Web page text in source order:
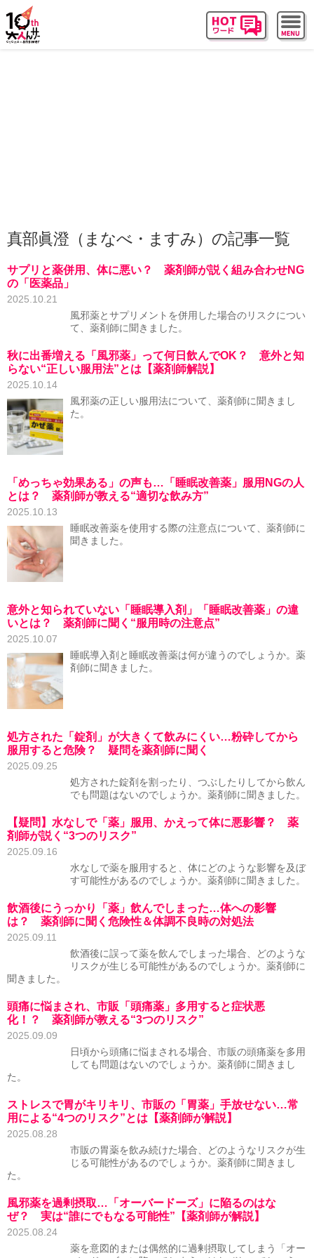
真部眞澄（まなべ・ますみ）の記事一覧
サプリと薬併用、体に悪い？ 薬剤師が説く組み合わせNG
の「医薬品」
2025.10.21
風邪薬とサプリメントを併用した場合のリスクについ
て、薬剤師に聞きました。
秋に出番増える「風邪薬」って何日飲んでOK？ 意外と知
らない“正しい服用法”とは【薬剤師解説】
2025.10.14
風邪薬の正しい服用法について、薬剤師に聞きまし
た。
「めっちゃ効果ある」の声も…「睡眠改善薬」服用NGの人
とは？ 薬剤師が教える“適切な飲み方”
2025.10.13
睡眠改善薬を使用する際の注意点について、薬剤師に
聞きました。
意外と知られていない「睡眠導入剤」「睡眠改善薬」の違
いとは？ 薬剤師に聞く“服用時の注意点”
2025.10.07
睡眠導入剤と睡眠改善薬は何が違うのでしょうか。薬
剤師に聞きました。
処方された「錠剤」が大きくて飲みにくい…粉砕してから
服用すると危険？ 疑問を薬剤師に聞く
2025.09.25
処方された錠剤を割ったり、つぶしたりしてから飲ん
でも問題はないのでしょうか。薬剤師に聞きました。
【疑問】水なしで「薬」服用、かえって体に悪影響？ 薬
剤師が説く“3つのリスク”
2025.09.16
水なしで薬を服用すると、体にどのような影響を及ぼ
す可能性があるのでしょうか。薬剤師に聞きました。
飲酒後にうっかり「薬」飲んでしまった…体への影響
は？ 薬剤師に聞く危険性＆体調不良時の対処法
2025.09.11
飲酒後に誤って薬を飲んでしまった場合、どのような
リスクが生じる可能性があるのでしょうか。薬剤師に
聞きました。
頭痛に悩まされ、市販「頭痛薬」多用すると症状悪
化！？ 薬剤師が教える“3つのリスク”
2025.09.09
日頃から頭痛に悩まされる場合、市販の頭痛薬を多用
しても問題はないのでしょうか。薬剤師に聞きまし
た。
ストレスで胃がキリキリ、市販の「胃薬」手放せない…常
用による“4つのリスク”とは【薬剤師が解説】
2025.08.28
市販の胃薬を飲み続けた場合、どのようなリスクが生
じる可能性があるのでしょうか。薬剤師に聞きまし
た。
風邪薬を過剰摂取…「オーバードーズ」に陥るのはな
ぜ？ 実は“誰にでもなる可能性”【薬剤師が解説】
2025.08.24
薬を意図的または偶然的に過剰摂取してしまう「オー